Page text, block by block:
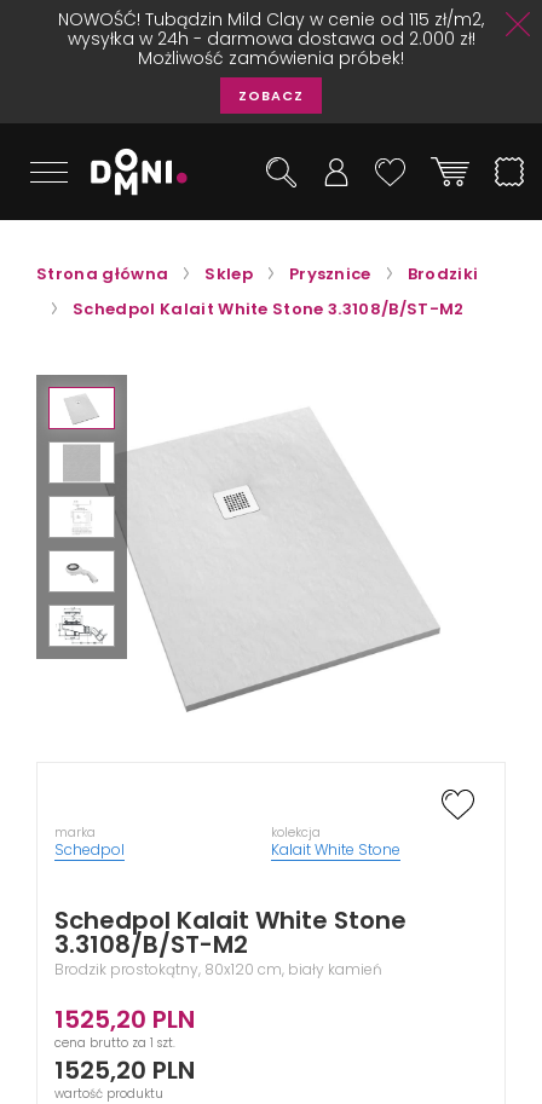
NOWOŚĆ! Tubądzin Mild Clay w cenie od 115 zł/m2,
wysyłka w 24h - darmowa dostawa od 2.000 zł!
Możliwość zamówienia próbek!
ZOBACZ
Strona główna Sklep Prysznice
Brodziki
Schedpol Kalait White Stone 3.3108/B/ST-M2
marka
Schedpol
kolekcja
Kalait White Stone
Schedpol Kalait White Stone
3.3108/B/ST-M2
Brodzik prostokątny, 80x120 cm, biały kamień
1525,20 PLN
cena brutto za 1 szt.
1525,20 PLN
wartość produktu